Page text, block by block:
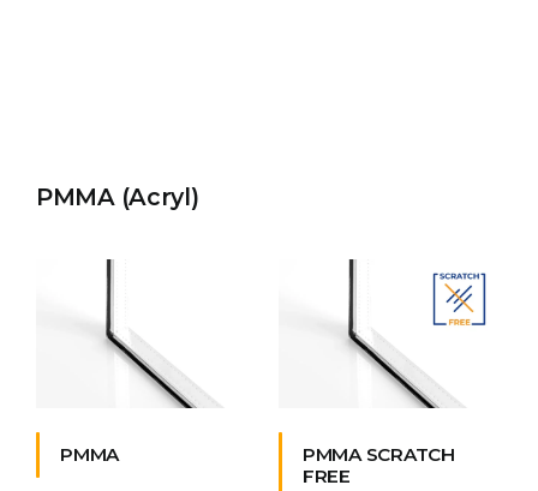
PMMA (Acryl)
PMMA
PMMA SCRATCH
FREE